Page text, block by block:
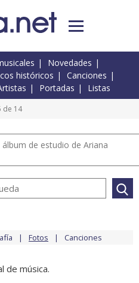
Novedades
históricos
Canciones
Portadas Listas
de 14
de estudio de Ariana
Fotos Canciones
de música.